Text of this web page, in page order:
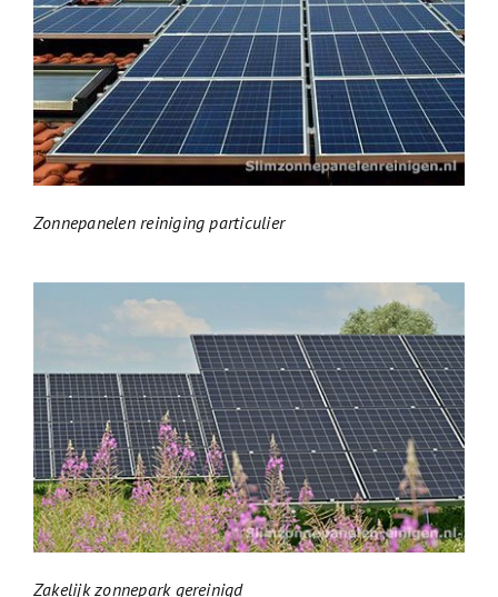
Zonnepanelen reiniging particulier
Zakelijk zonnepark gereinigd